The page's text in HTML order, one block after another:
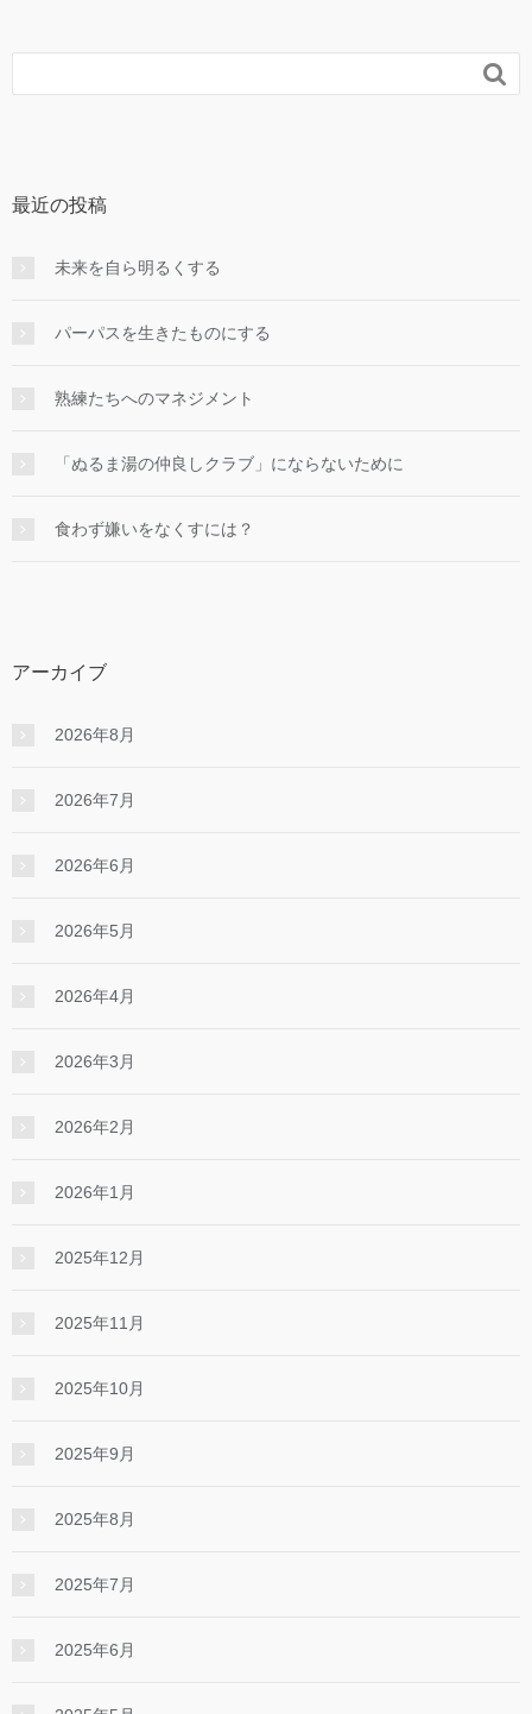

最近の投稿
未来を自ら明るくする
パーパスを生きたものにする
熟練たちへのマネジメント
「ぬるま湯の仲良しクラブ」にならないために
食わず嫌いをなくすには？
アーカイブ
2026年8月
2026年7月
2026年6月
2026年5月
2026年4月
2026年3月
2026年2月
2026年1月
2025年12月
2025年11月
2025年10月
2025年9月
2025年8月
2025年7月
2025年6月